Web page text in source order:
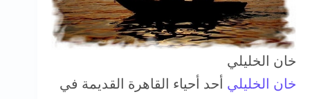
خان الخليلي
خان الخليلي أحد أحياء القاهرة القديمة في